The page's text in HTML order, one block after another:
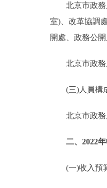
北京市政務服
室)、改革協調
開處、政務公
北京市政務服
(三)人員構
北京市政務服
二、2022
(一)收入預